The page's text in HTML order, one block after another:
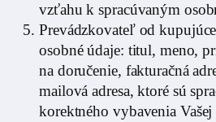
vzťahu k spracúvaným
Prevádzkovateľ od
osobné údaje: titul, meno,
na doručenie, fakturačná
mailová adresa, ktoré sú
korektného vybavenia